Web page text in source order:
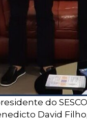
do
David